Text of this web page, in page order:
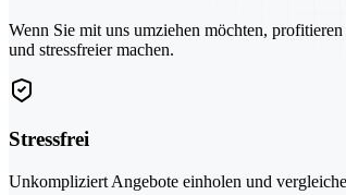
Wenn Sie mit uns umziehen möchten,
und stressfreier machen.
Stressfrei
Unkompliziert Angebote einholen und